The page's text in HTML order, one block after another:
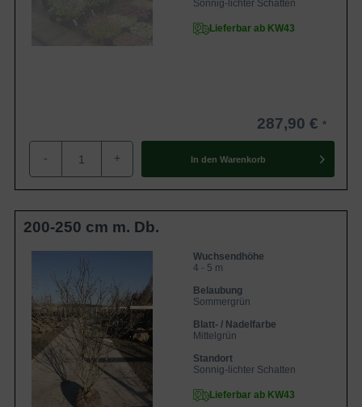
Sonnig-lichter Schatten
Lieferbar ab KW43
287,90 €
- + In den Warenkorb
200-250 cm m. Db.
Wuchsendhöhe
4 - 5 m
Belaubung
Sommergrün
Blatt- / Nadelfarbe
Mittelgrün
Standort
Sonnig-lichter Schatten
Lieferbar ab KW43